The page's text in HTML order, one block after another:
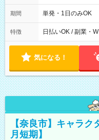
00～20：00
期間 単発・1日のみOK
特徴 日払いOK / 副業・
気になる！
【奈良市】キャラ
月短期】